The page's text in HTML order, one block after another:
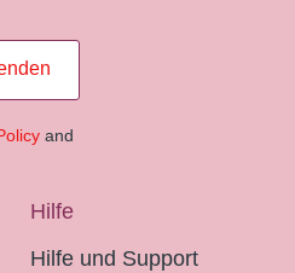
and
Hilfe
Hilfe und Support